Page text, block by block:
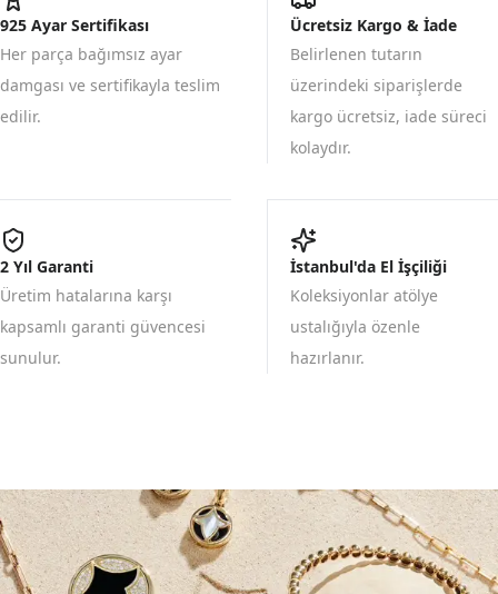
925 Ayar Sertifikası
Her parça bağımsız ayar
damgası ve sertifikayla teslim
edilir.
Ücretsiz Kargo & İade
Belirlenen tutarın
üzerindeki siparişlerde
kargo ücretsiz, iade süreci
kolaydır.
2 Yıl Garanti
Üretim hatalarına karşı
kapsamlı garanti güvencesi
sunulur.
İstanbul'da El İşçiliği
Koleksiyonlar atölye
ustalığıyla özenle
hazırlanır.